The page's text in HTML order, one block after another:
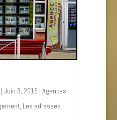
| Juin 3, 2016 | Agences
, Les adresses |